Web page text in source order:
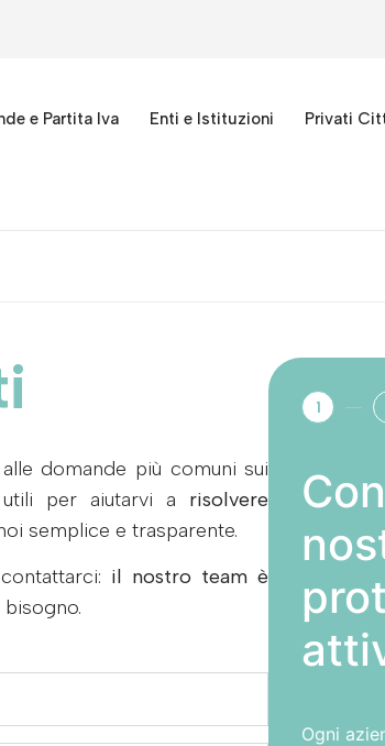
e Partita Iva Enti e Istituzioni Privati
alle domande più comuni sui
per aiutarvi a risolvere
semplice e trasparente.
il nostro team è
1
Ogni